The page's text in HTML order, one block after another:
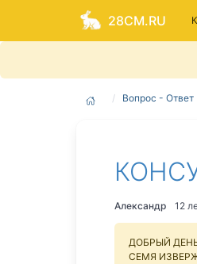
28CM.RU
Вопрос - Ответ
Александр 12
ДОБРЫЙ
СЕМЯ